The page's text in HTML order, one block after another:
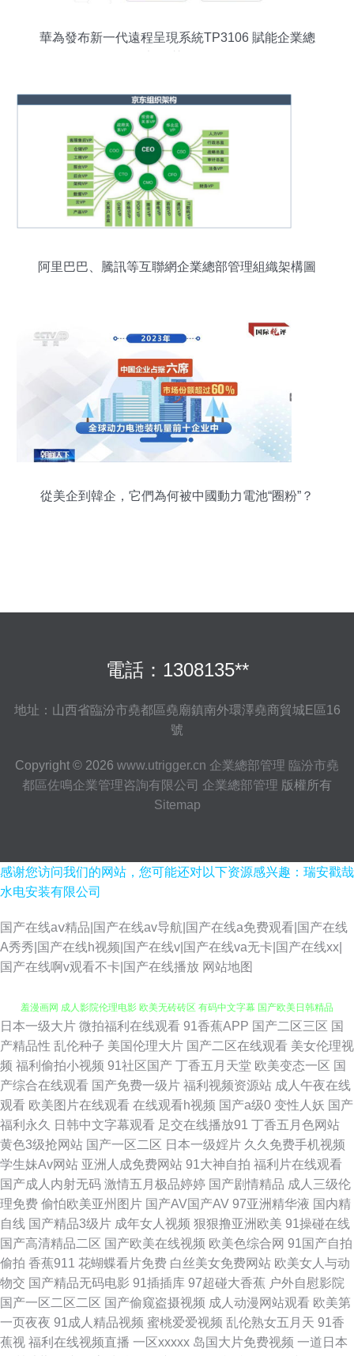
華為發布新一代遠程呈現系統TP3106 賦能企業總
阿里巴巴、騰訊等互聯網企業總部管理組織架構圖
從美企到韓企，它們為何被中國動力電池“圈粉”？
電話：1308135**
地址：山西省臨汾市堯都區堯廟鎮南外環澤堯商貿城E區16
號
Copyright © 2026 www.utrigger.cn 企業總部管理 臨汾市堯
都區佐鳴企業管理咨詢有限公司 企業總部管理 版權所有
Sitemap
感谢您访问我们的网站，您可能还对以下资源感兴趣：瑞安戳哉
水电安装有限公司
国产在线aⅴ精品|国产在线av导航|国产在线a免费观看|国产在线
A秀秀|国产在线h视频|国产在线v|国产在线va无卡|国产在线xx|
国产在线啊v观看不卡|国产在线播放 网站地图
欧美日韩国产激情一区 青娱乐青娱乐54 AV穴夫天堂影视 美女91乱搞网站 羞
羞漫画网 成人影院伦理电影 欧美无砖砖区 有码中文字幕 国产欧美日韩精品
所有免费电影大全 国产精品视频免费播放 国产亚洲欧美系列 久草成人福利
导航 97精品国产一区 成人一级免费视频 我和亲女日b的性 国产直播在线中
文字幕 91精品在线视频观看 天堂中文字幕一区 国产精品视频一区二区 日韩
性感传媒 99精品国产免费观看 美女羞羞免费视频 亚洲日韩欧美一 国产高清
在线观看视频 日本一二 91成人在线网址 黄网站观看入口 四川乱子伦露脸 超
碰人妻人射 免费看黄的视频网站 在线观看欧 国产永久地址 善良的儿媳 97国
产高清 久热99r视频在线 香蕉伊人91 大香蕉大香蕉AⅤ 欧美肥胖老妇bbw 一
日本一级大片 微拍福利在线观看 91香蕉APP 国产二区三区 国
产精品性 乱伦种子 美国伦理大片 国产二区在线观看 美女伦理视
频 福利偷拍小视频 91社区国产 丁香五月天堂 欧美变态一区 国
产综合在线观看 国产免费一级片 福利视频资源站 成人午夜在线
观看 欧美图片在线观看 在线观看h视频 国产a级0 变性人妖 国产
福利永久
日韩中文字幕观看 足交在线播放91 丁香五月色网站
黄色3级抢网站 国产一区二区 日本一级婬片 久久免费手机视频
学生妹Av网站 亚洲人成免费网站 91大神自拍 福利片在线观看
国产成人内射无码 激情五月极品婷婷 国产剧情精品 成人三级伦
理免费 偷怕欧美亚州图片 国产AV国产AV 97亚洲精华液 国内精
自线 国产精品3级片 成年女人视频 狠狠撸亚洲欧美 91操碰在线
国产高清精品二区 国产欧美在线视频 欧美色综合网 91国产自拍
偷拍 香蕉911 花蝴蝶看片免费 白丝美女免费网站 欧美女人与动
物交 国产精品无码电影 91插插库 97超碰大香蕉 户外自慰影院
国产一区二区二区 国产偷窥盗摄视频 成人动漫网站观看 欧美第
一页夜夜 91成人精品视频 蜜桃爱爱视频 乱伦熟女五月天 91香
蕉视 福利在线视频直播 一区xxxxx 岛国大片免费视频 一道日本